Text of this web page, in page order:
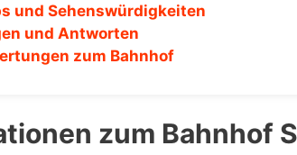
und Sehenswürdigkeiten
und Antworten
zum Bahnhof
zum Bahnhof